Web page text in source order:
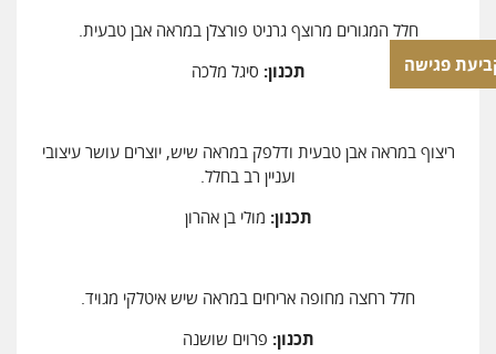
חלל המגורים מרוצף גרניט פורצלן במראה אבן טבעית.
תכנון: סיגל מלכה
ריצוף במראה אבן טבעית ודלפק במראה שיש, יוצרים עושר עיצובי
ועניין רב בחלל.
תכנון: מולי בן אהרון
חלל רחצה מחופה אריחים במראה שיש איטלקי מגויד.
תכנון: פרוים שושנה
פגישה